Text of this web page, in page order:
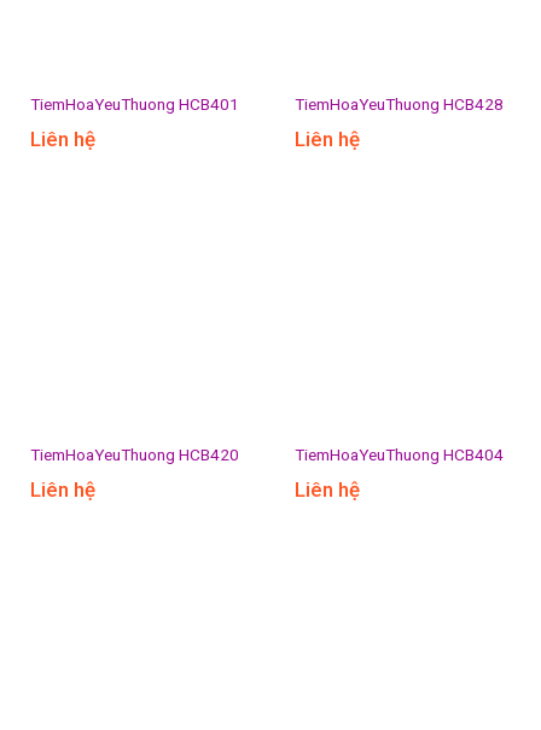
TiemHoaYeuThuong HCB401
Liên hệ
TiemHoaYeuThuong HCB428
Liên hệ
TiemHoaYeuThuong HCB420
Liên hệ
TiemHoaYeuThuong HCB404
Liên hệ